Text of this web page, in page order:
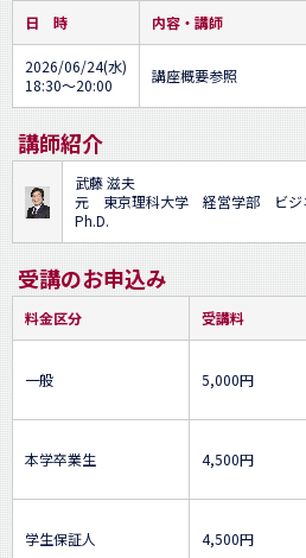
日 時 内容・講師
2026/06/24(水)
18:30～20:00
講座概要参照
講師紹介
武藤 滋夫
元 東京理科大学 経営学部 ビジ
Ph.D.
受講のお申込み
料金区分 受講料
一般 5,000円
本学卒業生 4,500円
学生保証人 4,500円